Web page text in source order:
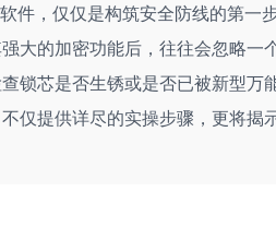
件，仅仅是构筑安全防线的第一
强大的加密功能后，往往会忽略
锁芯是否生锈或是否已被新型万
仅提供详尽的实操步骤，更将揭